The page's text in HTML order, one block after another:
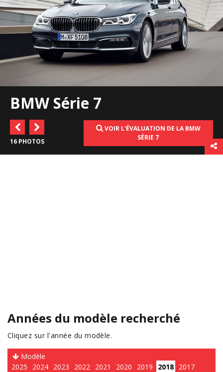
BMW Série 7
16 PHOTOS
VOIR L'ÉVALUATION DE LA BMW
SÉRIE 7
Années du modèle recherché
Cliquez sur l'année du modèle.
Modèle
2025
2024 2023 2022 2021 2020 2019 2018 2017